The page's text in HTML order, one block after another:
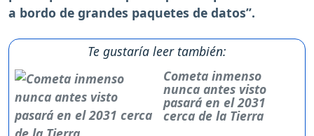
a bordo de grandes paquetes de datos”.
Te gustaría leer también:
Cometa inmenso
nunca antes visto
pasará en el 2031
cerca de la Tierra